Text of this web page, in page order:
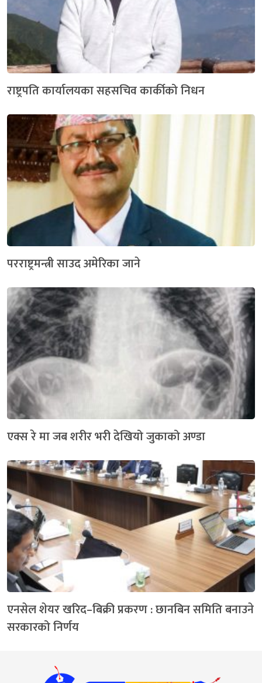
राष्ट्रपति कार्यालयका सहसचिव कार्कीको निधन
परराष्ट्रमन्त्री साउद अमेरिका जाने
एक्स रे मा जब शरीर भरी देखियो जुकाको अण्डा
एनसेल शेयर खरिद–बिक्री प्रकरण : छानबिन समिति बनाउने
सरकारको निर्णय